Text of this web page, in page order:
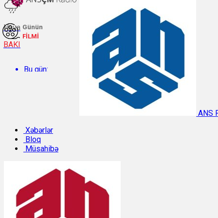
Hava
BAKI
Bu gün:
Temperatur: 30.4°C. Rütubət: 47%.
Sabah:
Günün
FİLMİ
ANS
Xəbərlər
Bloq
Müsahibə